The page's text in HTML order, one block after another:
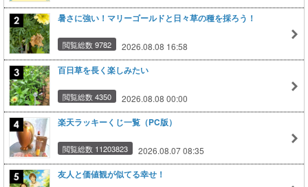
暑さに強い！マリーゴールドと日々草の種を採ろう！
閲覧総数 9782 2026.08.08 16:58
百日草を長く楽しみたい
閲覧総数 4350 2026.08.08 00:00
楽天ラッキーくじ一覧（PC版）
閲覧総数 11203823 2026.08.07 08:35
友人と価値観が似てる幸せ！